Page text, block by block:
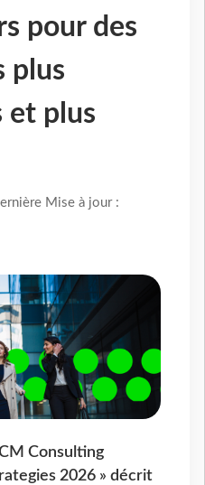
pour des
plus
et plus
Mise à jour :
Consulting
2026 » décrit